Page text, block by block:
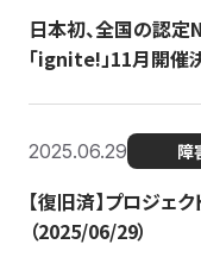
日本初、全国の認定
「ignite!」11月開催
2025.06.29 障
【復旧済】プロジェ
（2025/06/29）